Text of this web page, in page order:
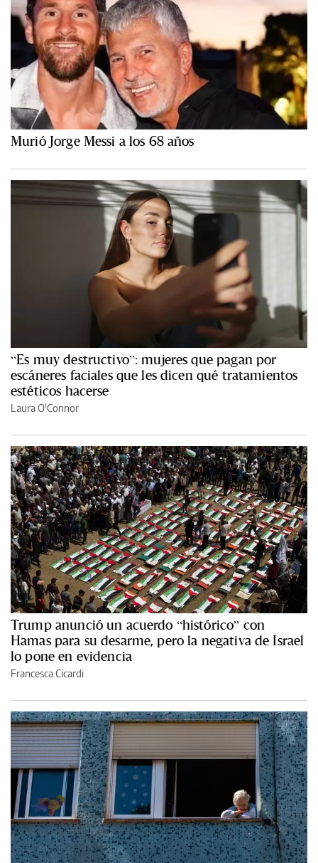
Murió Jorge Messi a los 68 años
“Es muy destructivo”: mujeres que pagan por
escáneres faciales que les dicen qué tratamientos
estéticos hacerse
Laura O'Connor
Trump anunció un acuerdo “histórico” con
Hamas para su desarme, pero la negativa de Israel
lo pone en evidencia
Francesca Cicardi